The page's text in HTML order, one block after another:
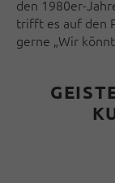
den 1980er-
trifft es auf den
gerne „Wir